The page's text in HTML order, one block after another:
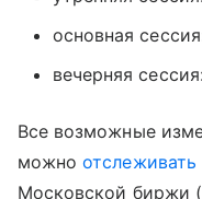
основная
вечерняя
Все возможные
можноотслеживать
Московской биржи